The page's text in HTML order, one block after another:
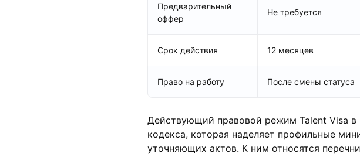
Предварительный
оффер
Не требуется
Срок действия 12 месяцев
Право на работу После смены статуса
Действующий правовой режим Talent Visa в
кодекса, которая наделяет профильные
уточняющих актов. К ним относятся